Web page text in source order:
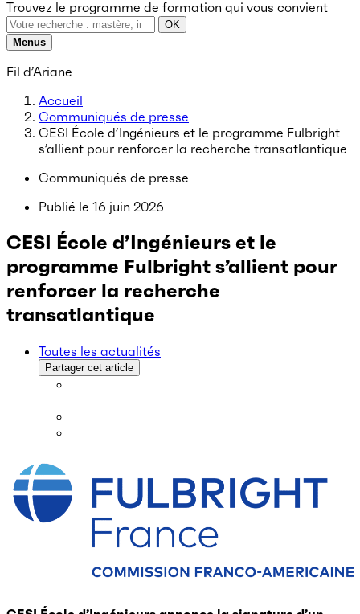
Trouvez le programme de formation qui vous convient
OK
Menus
Fil d’Ariane
Accueil
Communiqués de presse
CESI École d’Ingénieurs et le programme Fulbright
s’allient pour renforcer la recherche transatlantique
Communiqués de presse
Publié le 16 juin 2026
CESI École d’Ingénieurs et le
programme Fulbright s’allient pour
renforcer la recherche
transatlantique
Toutes les actualités
Partager cet article